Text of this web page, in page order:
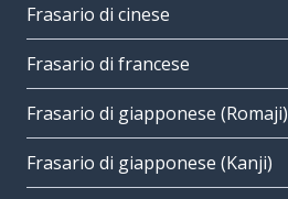
Frasario di cinese
Frasario di francese
Frasario di giapponese (Romaji)
Frasario di giapponese (Kanji)